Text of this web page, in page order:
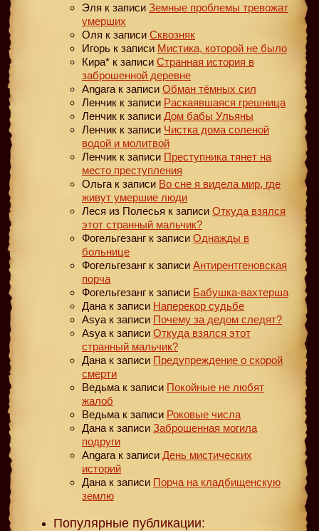
Эля к записи Земные проблемы тревожат
умерших
Оля к записи Сквозняк
Игорь к записи Мистика, которой не было
Кира* к записи Странная история в
заброшенной деревне
Angara к записи Обман тёмных сил
Ленчик к записи Раскаявшаяся грешница
Ленчик к записи Дом бабы Ульяны
Ленчик к записи Чистка дома соленой
водой и молитвой
Ленчик к записи Преступника тянет на
место преступления
Ольга к записи Во сне я видела мир, где
живут умершие люди
Леся из Полесья к записи Откуда взялся
этот странный мальчик?
Фогельгезанг к записи Однажды в
больнице
Фогельгезанг к записи Антирентгеновская
порча
Фогельгезанг к записи Бабушка-вахтерша
Дана к записи Наперекор судьбе
Asya к записи Почему за дедом следят?
Asya к записи Откуда взялся этот
странный мальчик?
Дана к записи Предупреждение о скорой
смерти
Ведьма к записи Покойные не любят
жалоб
Ведьма к записи Роковые числа
Дана к записи Заброшенная могила
подруги
Angara к записи День мистических
историй
Дана к записи Порча на кладбищенскую
землю
Популярные публикации: